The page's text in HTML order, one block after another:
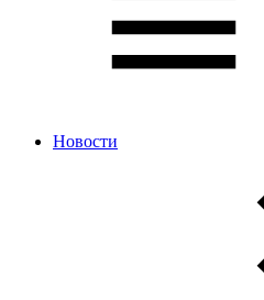
Новости